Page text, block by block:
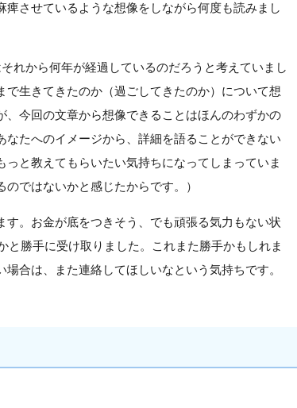
させているような想像をしながら何度も読みまし
れから何年が経過しているのだろうと考えていまし
生きてきたのか（過ごしてきたのか）について想
今回の文章から想像できることはほんのわずかの
たへのイメージから、詳細を語ることができない
と教えてもらいたい気持ちになってしまっていま
ではないかと感じたからです。）
。お金が底をつきそう、でも頑張る気力もない状
勝手に受け取りました。これまた勝手かもしれま
合は、また連絡してほしいなという気持ちです。